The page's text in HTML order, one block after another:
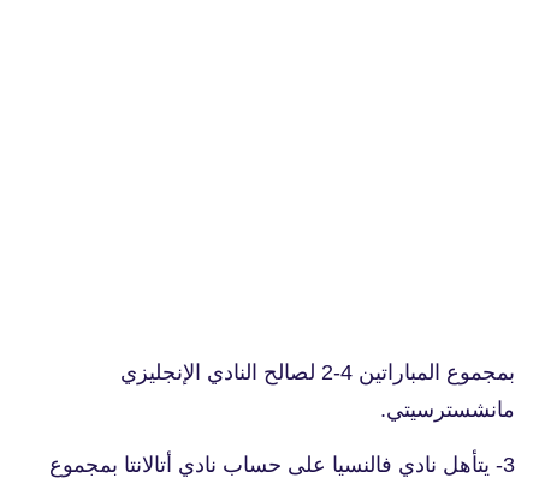
بمجموع المباراتين 4-2 لصالح النادي الإنجليزي
مانشسترسيتي.
3- يتأهل نادي فالنسيا على حساب نادي أتالانتا بمجموع